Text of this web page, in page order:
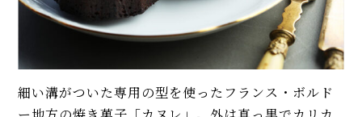
細い溝がついた専用の型を使ったフランス・ボルド
春の香り！「よもぎ餅（草
餅）」の作り方。乾燥よもぎ、
米の粉レシピもご紹介
卵と練乳に技あり♡ ふわふわむ
っちり簡単「蒸しパン」レシ
【基本】とうもろこしのゆで
方。甘さを120%引き出すには、
水から皮付き＆時間をかけて加
熱が正解！
【初心者必見】干さない、シソ